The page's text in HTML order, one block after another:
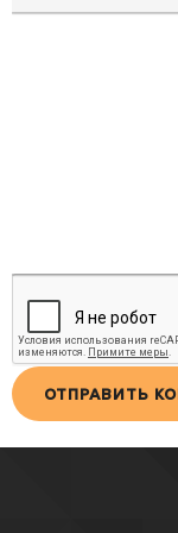
ВСТАВКАВСТАВКА
ОТПРАВИТЬ